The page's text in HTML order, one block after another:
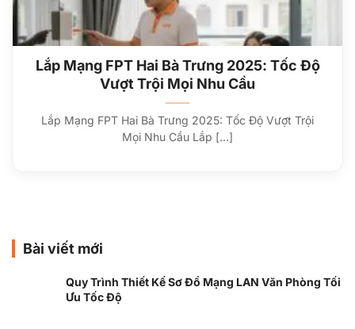
Lắp Mạng FPT Hai Bà Trưng 2025: Tốc Độ
Vượt Trội Mọi Nhu Cầu
Lắp Mạng FPT Hai Bà Trưng 2025: Tốc Độ Vượt Trội
Mọi Nhu Cầu Lắp [...]
Bài viết mới
Quy Trình Thiết Kế Sơ Đồ Mạng LAN Văn Phòng Tối
Ưu Tốc Độ